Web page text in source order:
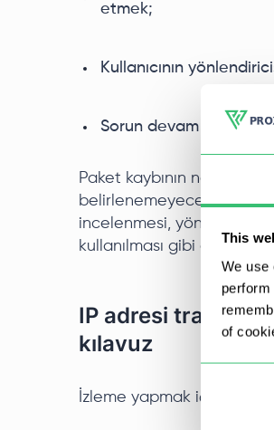
This
We use
of
etmek;
Kullanıcının
Sorun devam ederse
Paket kaybının
belirlenemeyeceğini kabul
incelenmesi, yönlendirici
kullanılması gibi ek
IP adresi
kılavuz
İzleme yapmak için çeşitli